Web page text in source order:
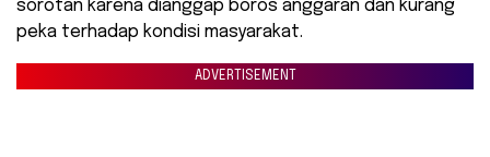
sorotan karena dianggap boros anggaran dan kurang
peka terhadap kondisi masyarakat.
ADVERTISEMENT